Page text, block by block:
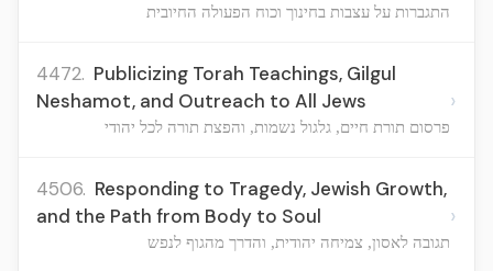
התגברות על עצבות בחינוך וכוח הפעולה החיובית
4472. Publicizing Torah Teachings, Gilgul
Neshamot, and Outreach to All Jews
פרסום תורת חיים, גלגול נשמות, והפצת תורה לכל יהודי
›
4506. Responding to Tragedy, Jewish Growth,
and the Path from Body to Soul
תגובה לאסון, צמיחה יהודית, והדרך מהגוף לנפש
›